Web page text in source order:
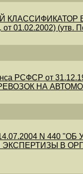
КЛАССИФИКАТОР
01.02.2002) (утв.
РСФСР от
НА
N 440
В